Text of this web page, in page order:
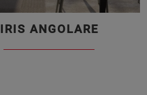
IRIS ANGOLARE